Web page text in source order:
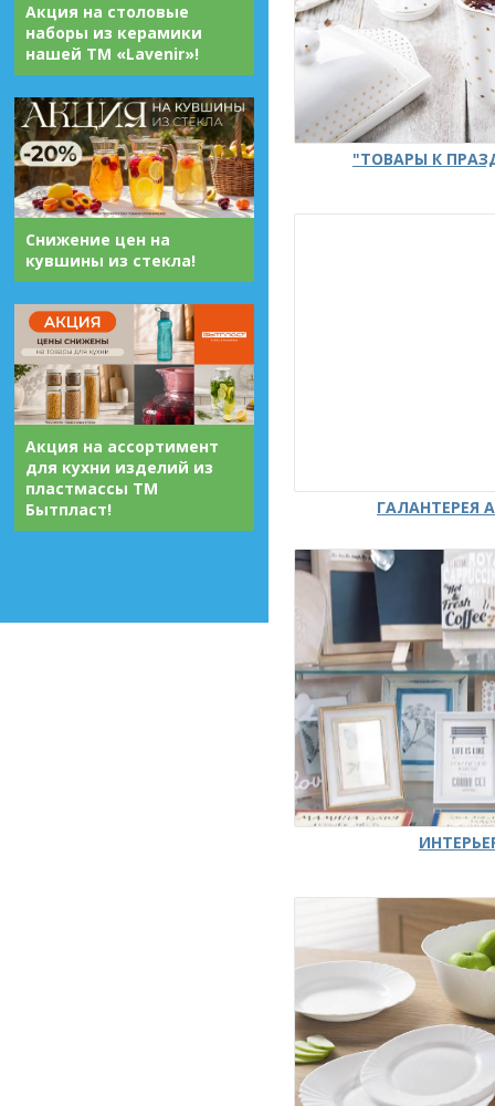
Акция на столовые
наборы из керамики
нашей ТМ «Lavenir»!
Снижение цен на
кувшины из стекла!
Акция на ассортимент
для кухни изделий из
пластмассы ТМ
Бытпласт!
"ТОВАРЫ К
ГАЛАНТЕРЕЯ